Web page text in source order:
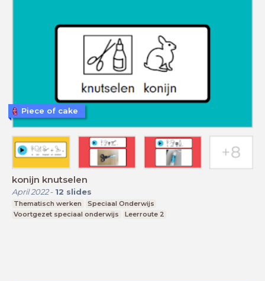
konijn knutselen
April 2022- 12 slides
Thematisch werken
Speciaal Onderwijs
Voortgezet speciaal onderwijs
Leerroute 2
Piece of cake